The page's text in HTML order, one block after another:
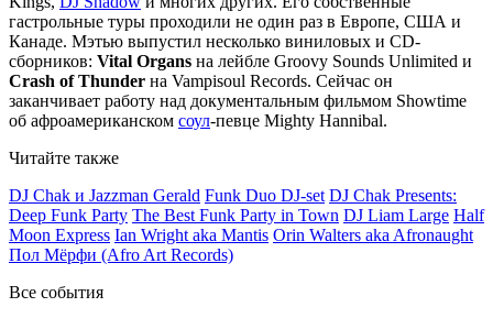
гастрольные туры проходили не один раз в Европе, США и
Канаде. Мэтью выпустил несколько виниловых и CD-
сборников: Vital Organs на лейбле Groovy Sounds Unlimited и
Crash of Thunder на Vampisoul Records. Сейчас он
заканчивает работу над документальным фильмом Showtime
об афроамериканском соул-певце Mighty Hannibal.
Читайте также
DJ Chak и Jazzman Gerald Funk Duo DJ-set DJ Chak Presents:
Deep Funk Party The Best Funk Party in Town DJ Liam Large Half
Moon Express Ian Wright aka Mantis Orin Walters aka Afronaught
Пол Мёрфи (Afro Art Records)
Все события